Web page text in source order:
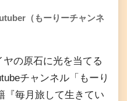
（もーりーチャンネ
の原石に光を当てる
チャンネル「もーり
『毎月旅して生きてい